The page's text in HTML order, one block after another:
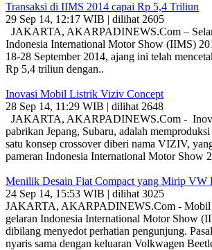
Transaksi di IIMS 2014 capai Rp 5,4 Triliun
29 Sep 14, 12:17 WIB | dilihat 2605
JAKARTA, AKARPADINEWS.Com –
Indonesia International Motor Show (IIMS)
18-28 September 2014, ajang ini telah
Rp 5,4 triliun dengan..
Inovasi Mobil Listrik Viziv Concept
28 Sep 14, 11:29 WIB | dilihat 2648
JAKARTA, AKARPADINEWS.Com -
pabrikan Jepang, Subaru, adalah
satu konsep crossover diberi nama VIZIV,
pameran Indonesia International Motor Show
Menilik Desain Fiat Compact yang Mirip VW
24 Sep 14, 15:53 WIB | dilihat 3025
JAKARTA, AKARPADINEWS.Com - Mobil
gelaran Indonesia International Motor Show
dibilang menyedot perhatian pengunjung.
nyaris sama dengan keluaran Volkwagen